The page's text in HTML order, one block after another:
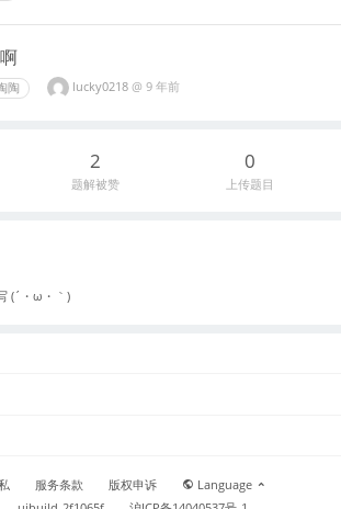
陶 lucky0218 @ 9 年前
2
题解被赞
0
上传题目
(´・ω・｀)
服务条款 版权申诉
Language